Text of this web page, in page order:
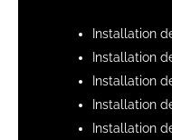
Installation
Installation
Installation
Installation
Installation